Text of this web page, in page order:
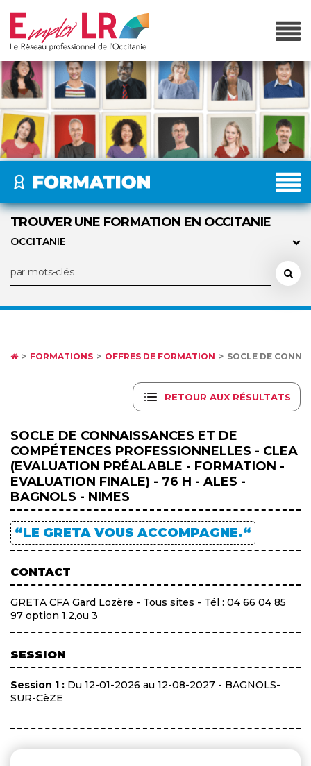
TROUVER UNE FORMATION EN OCCITANIE
FORMATIONS OFFRES DE FORMATION SOCLE DE
RETOUR AUX RÉSULTATS
SOCLE DE CONNAISSANCES ET DE
COMPÉTENCES PROFESSIONNELLES - CLEA
(EVALUATION PRÉALABLE - FORMATION -
EVALUATION FINALE) - 76 H - ALES -
BAGNOLS - NIMES
“LE GRETA VOUS ACCOMPAGNE.“
CONTACT
GRETA CFA Gard Lozère - Tous sites - Tél : 04 66 04 85
97 option 1,2,ou 3
SESSION
Session 1 : Du 12-01-2026 au 12-08-2027 - BAGNOLS-
SUR-CèZE